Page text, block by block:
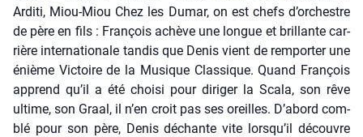
Ardi­ti, Miou-Miou Chez les Dumar, on est chefs d’orchestre
de père en fils : Fran­çois achève une longue et brillante car­
rière inter­na­tio­nale tan­dis que Denis vient de rem­por­ter une
énième Vic­toire de la Musique Clas­sique. Quand Fran­çois
apprend qu’il a été choi­si pour diri­ger la Sca­la, son rêve
ultime, son Graal, il n’en croit pas ses oreilles. D’abord com­
blé pour son père, Denis déchante vite lorsqu’il découvre